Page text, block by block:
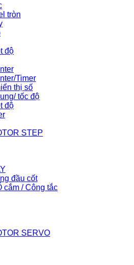
tròn
độ
Timer
thị số
tốc độ
độ
STEP
đầu cốt
cắm / Công tắc
SERVO